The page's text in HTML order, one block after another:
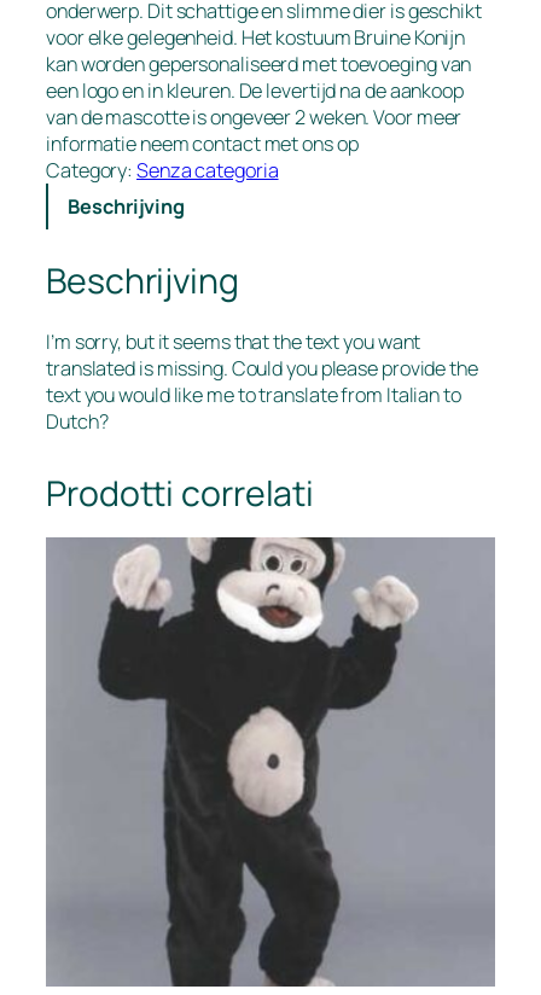
onderwerp. Dit schattige en slimme dier is geschikt
voor elke gelegenheid. Het kostuum Bruine Konijn
kan worden gepersonaliseerd met toevoeging van
een logo en in kleuren. De levertijd na de aankoop
van de mascotte is ongeveer 2 weken. Voor meer
informatie neem contact met ons op
Category:Senza categoria
Beschrijving
Beschrijving
I’m sorry, but it seems that the text you want
translated is missing. Could you please provide the
text you would like me to translate from Italian to
Dutch?
Prodotti correlati